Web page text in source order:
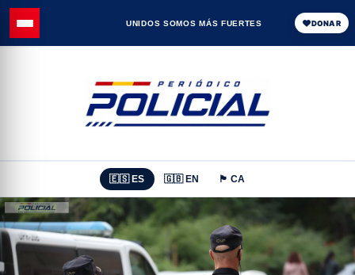
UNIDOS SOMOS MÁS FUERTES DONAR
🇪🇸 ES 🇬🇧 EN 🏴 CA